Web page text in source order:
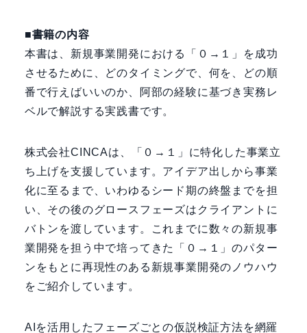
■書籍の内容
本書は、新規事業開発における「０→１」を成功
させるために、どのタイミングで、何を、どの順
番で行えばいいのか、阿部の経験に基づき実務レ
ベルで解説する実践書です。
株式会社CINCAは、「０→１」に特化した事業立
ち上げを支援しています。アイデア出しから事業
化に至るまで、いわゆるシード期の終盤までを担
い、その後のグロースフェーズはクライアントに
バトンを渡しています。これまでに数々の新規事
業開発を担う中で培ってきた「０→１」のパター
ンをもとに再現性のある新規事業開発のノウハウ
をご紹介しています。
AIを活用したフェーズごとの仮説検証方法を網羅